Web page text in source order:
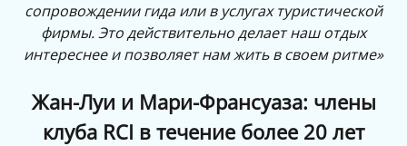
сопровождении гида или в услугах туристической
фирмы. Это действительно делает наш отдых
интереснее и позволяет нам жить в своем ритме»
Жан-Луи и Мари-Франсуаза: члены
клуба RCI в течение более 20 лет